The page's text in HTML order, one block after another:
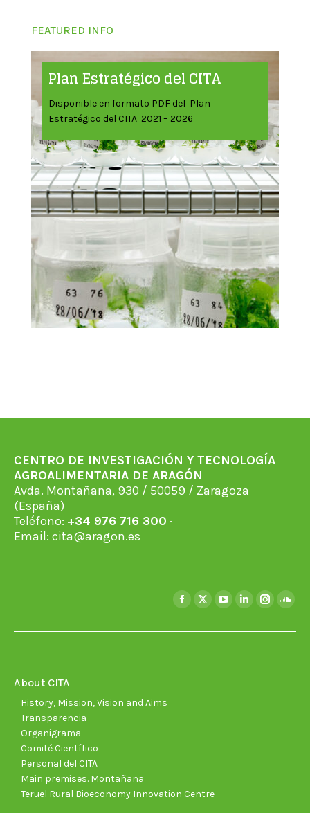
FEATURED INFO
Plan Estratégico del CITA
Disponible en formato PDF del Plan
Estratégico del CITA 2021 – 2026
CENTRO DE INVESTIGACIÓN Y TECNOLOGÍA
AGROALIMENTARIA DE ARAGÓN
Avda. Montañana, 930 / 50059 / Zaragoza
(España)
Teléfono: +34 976 716 300 ·
Email: cita@aragon.es
Facebook
X
YouTubeLinkedin
About CITA
History, Mission, Vision and Aims
Transparencia
Organigrama
Comité Científico
Personal del CITA
Main premises. Montañana
Teruel Rural Bioeconomy Innovation Centre